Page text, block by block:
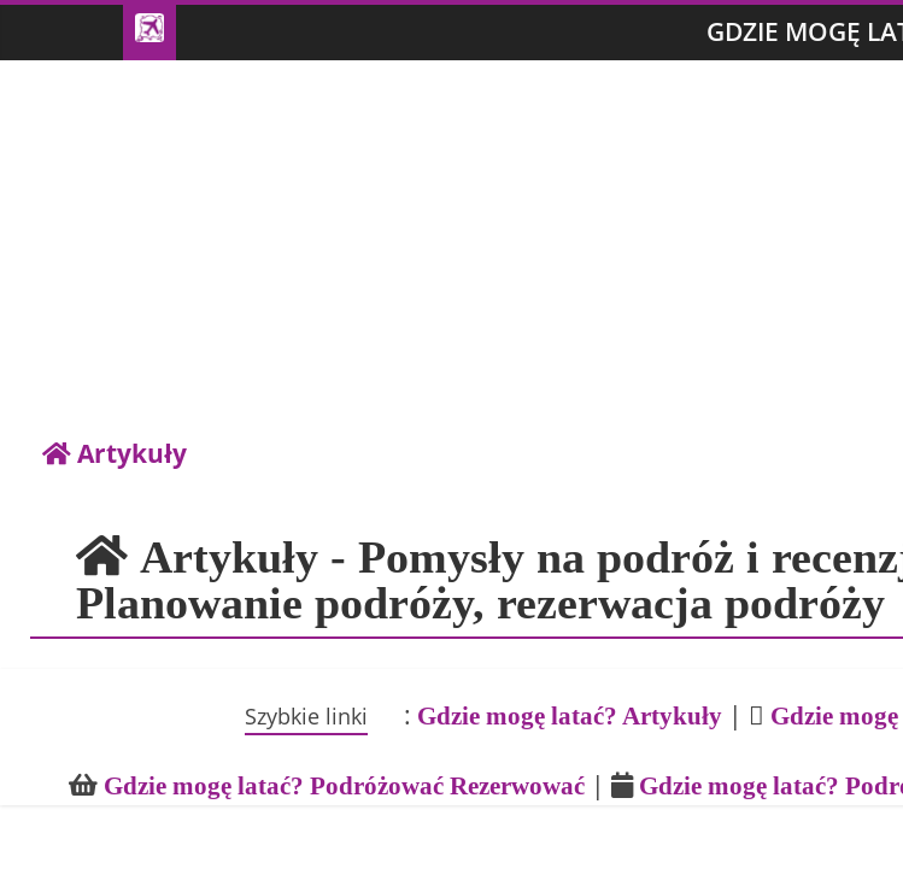
GDZIE MOGĘ
Artykuły
Artykuły - Pomysły na podróż i
Planowanie podróży, rezerwacja podróży
Szybkie linki : Gdzie mogę latać? Artykuły | Gdzie
Gdzie mogę latać? Podróżować Rezerwować| Gdzie mogę latać?